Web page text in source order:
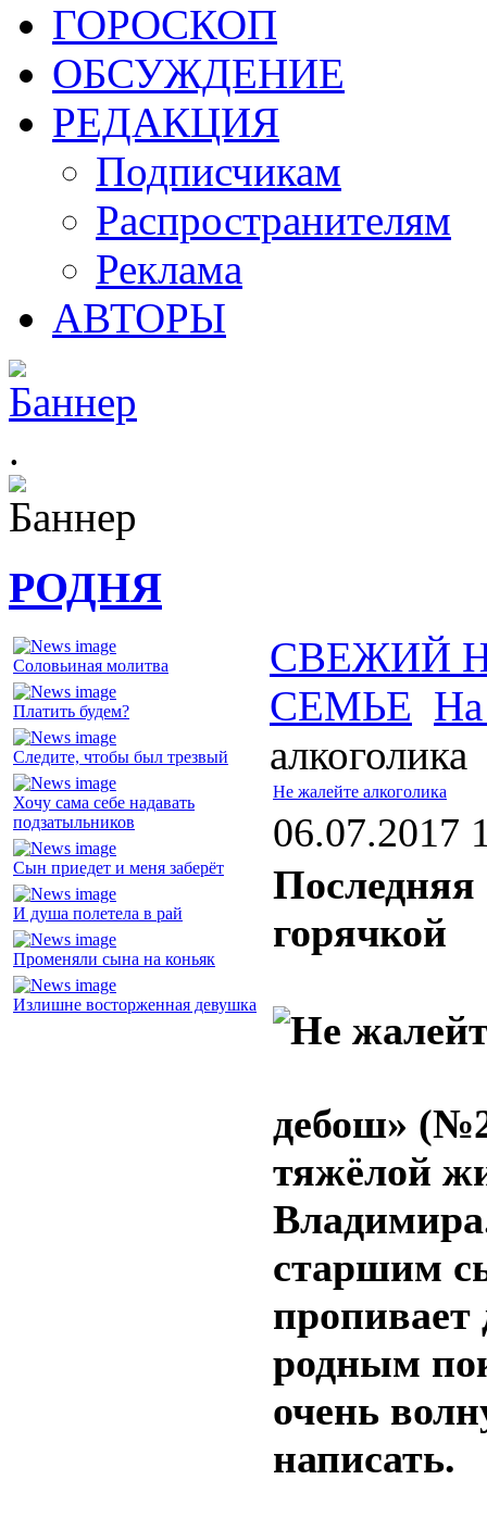
ГОРОСКОП
ОБСУЖДЕНИЕ
РЕДАКЦИЯ
Подписчикам
Распространителям
Реклама
АВТОРЫ
.
РОДНЯ
Соловьиная молитва
Платить будем?
Следите, чтобы был трезвый
Хочу сама себе надавать
подзатыльников
Сын приедет и меня заберёт
И душа полетела в рай
Променяли сына на коньяк
Излишне восторженная девушка
СВЕЖИЙ
СЕМЬЕ На
алкоголика
Не жалейте алкоголика
06.07.2017
Последняя
горячкой
дебош»
тяжёлой
старшим
пропивает
родным
очень
написать.